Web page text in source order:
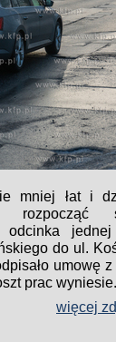
mniej łat i
odcinka
do ul.
umowę
prac
więcej